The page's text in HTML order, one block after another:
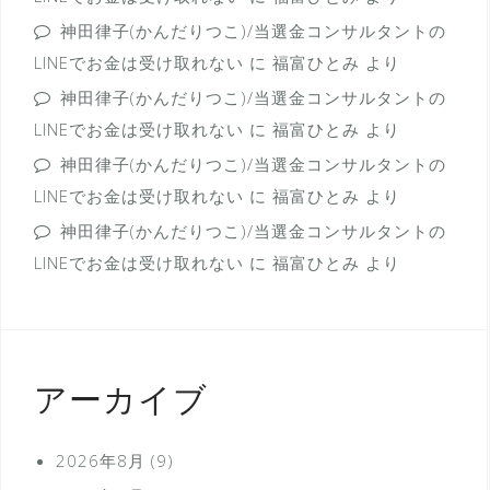
神田律子(かんだりつこ)/当選金コンサルタントの
LINEでお金は受け取れない に 福富ひとみ より
神田律子(かんだりつこ)/当選金コンサルタントの
LINEでお金は受け取れない に 福富ひとみ より
神田律子(かんだりつこ)/当選金コンサルタントの
LINEでお金は受け取れない に 福富ひとみ より
神田律子(かんだりつこ)/当選金コンサルタントの
LINEでお金は受け取れない に 福富ひとみ より
アーカイブ
2026年8月 (9)